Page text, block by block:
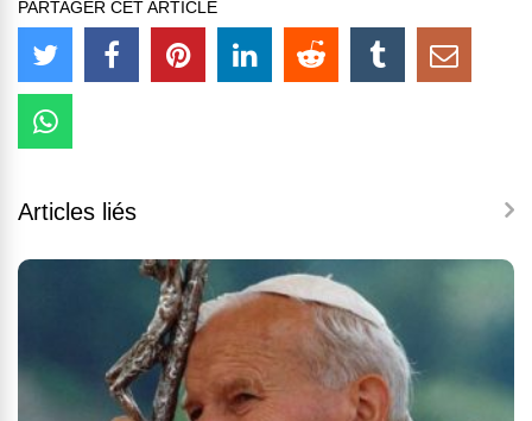
PARTAGER CET ARTICLE
Articles liés